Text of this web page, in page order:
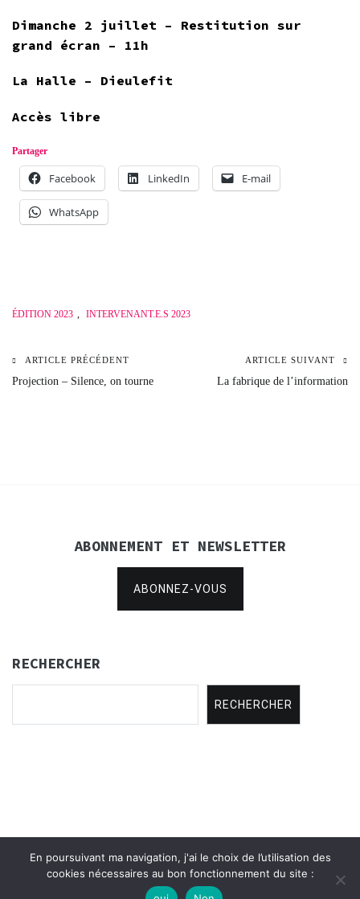
Dimanche 2 juillet – Restitution sur
grand écran – 11h
La Halle – Dieulefit
Accès libre
Partager
Facebook LinkedIn E-mail
WhatsApp
ÉDITION 2023 INTERVENANT.E.S 2023
Navigation
ARTICLE PRÉCÉDENT
Projection – Silence, on tourne
ARTICLE SUIVANT
La fabrique de l’information
ABONNEMENT ET NEWSLETTER
ABONNEZ-VOUS
RECHERCHER
RECHERCHER
Copyright © 2021 Concertina Rencontres .
En poursuivant ma navigation, j'ai le choix de l’utilisation des
cookies nécessaires au bon fonctionnement du site :